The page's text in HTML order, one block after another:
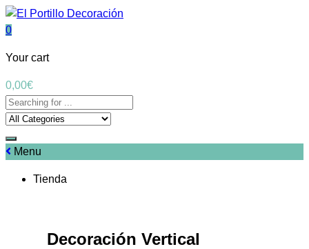
0
Your cart
0,00€
Menu
Tienda
Decoración Vertical